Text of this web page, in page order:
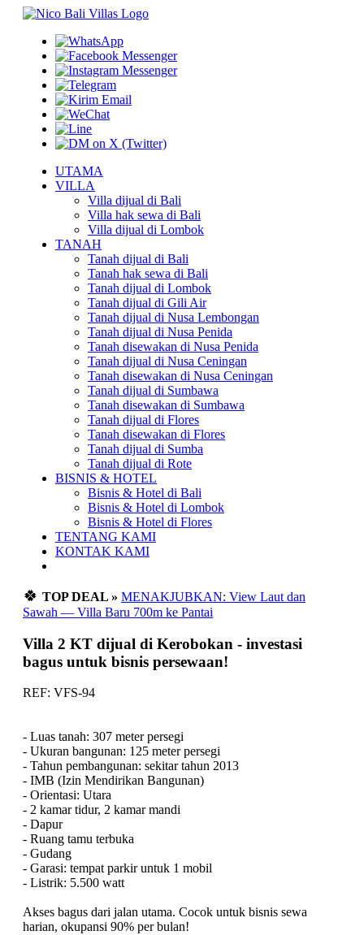
UTAMA
VILLA
Villa dijual di Bali
Villa hak sewa di Bali
Villa dijual di Lombok
TANAH
Tanah dijual di Bali
Tanah hak sewa di Bali
Tanah dijual di Lombok
Tanah dijual di Gili Air
Tanah dijual di Nusa Lembongan
Tanah dijual di Nusa Penida
Tanah disewakan di Nusa Penida
Tanah dijual di Nusa Ceningan
Tanah disewakan di Nusa Ceningan
Tanah dijual di Sumbawa
Tanah disewakan di Sumbawa
Tanah dijual di Flores
Tanah disewakan di Flores
Tanah dijual di Sumba
Tanah dijual di Rote
BISNIS & HOTEL
Bisnis & Hotel di Bali
Bisnis & Hotel di Lombok
Bisnis & Hotel di Flores
TENTANG KAMI
KONTAK KAMI
🍀 TOP DEAL » MENAKJUBKAN: View Laut dan
Sawah — Villa Baru 700m ke Pantai
Villa 2 KT dijual di Kerobokan - investasi
bagus untuk bisnis persewaan!
REF: VFS-94
- Luas tanah: 307 meter persegi
- Ukuran bangunan: 125 meter persegi
- Tahun pembangunan: sekitar tahun 2013
- IMB (Izin Mendirikan Bangunan)
- Orientasi: Utara
- 2 kamar tidur, 2 kamar mandi
- Dapur
- Ruang tamu terbuka
- Gudang
- Garasi: tempat parkir untuk 1 mobil
- Listrik: 5.500 watt
Akses bagus dari jalan utama. Cocok untuk bisnis sewa
harian, okupansi 90% per bulan!